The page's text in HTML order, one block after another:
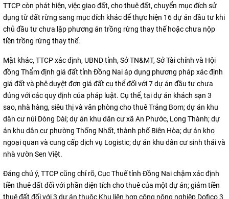
TTCP còn phát hiện, việc giao đất, cho thuê đất, chuyển mục đích sử
dụng từ đất rừng sang mục đích khác để thực hiện 16 dự án đầu tư khi
chủ đầu tư chưa lập phương án trồng rừng thay thế hoặc chưa nộp
tiền trồng rừng thay thế.
Mặt khác, TTCP xác định, UBND tỉnh, Sở TN&MT, Sở Tài chính và Hội
đồng Thẩm định giá đất tỉnh Đồng Nai áp dụng phương pháp xác định
giá đất và phê duyệt đơn giá đất cụ thể đối với 7 dự án đầu tư chưa
đúng với các quy định của pháp luật. Cụ thể, tại dự án khách sạn 3
sao, nhà hàng, siêu thị và văn phòng cho thuê Trảng Bom; dự án khu
dân cư núi Dòng Dài; dự án khu dân cư xã An Phước, Long Thành; dự
án khu dân cư phường Thống Nhất, thành phố Biên Hòa; dự án kho
ngoại quan và cung cấp dịch vụ Logistic; dự án khu dân cư sinh thái và
nhà vườn Sen Việt.
Đáng chú ý, TTCP cũng chỉ rõ, Cục Thuế tỉnh Đồng Nai chậm xác định
tiền thuê đất đối với phần diện tích cho thuê của một dự án; giảm tiền
thuê đất đối với 3 dự án thuộc Khu liên hợp công nông nghiệp Dofico 3